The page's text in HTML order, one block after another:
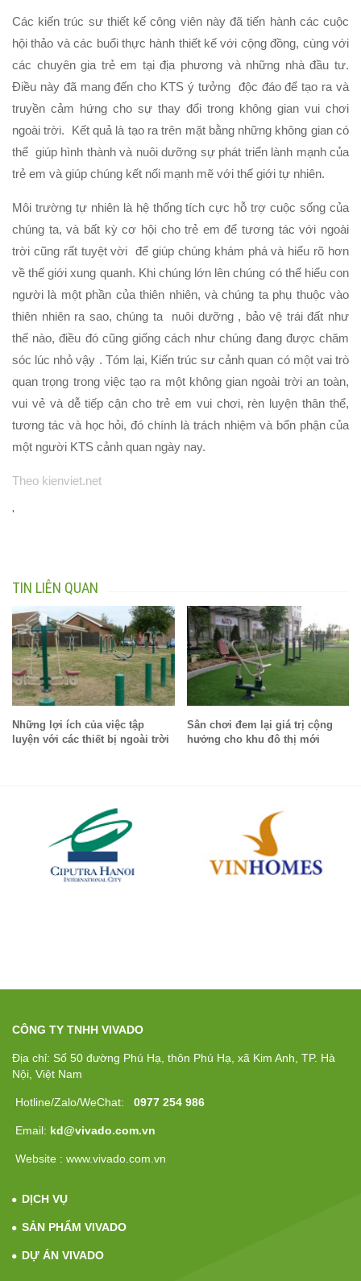
Các kiến trúc sư thiết kế công viên này đã tiến hành các cuộc
hội thảo và các buổi thực hành thiết kế với cộng đồng, cùng với
các chuyên gia trẻ em tại địa phương và những nhà đầu tư.
Điều này đã mang đến cho KTS ý tưởng độc đáo để tạo ra và
truyền cảm hứng cho sự thay đổi trong không gian vui chơi
ngoài trời. Kết quả là tạo ra trên mặt bằng những không gian có
thể giúp hình thành và nuôi dưỡng sự phát triển lành mạnh của
trẻ em và giúp chúng kết nối mạnh mẽ với thế giới tự nhiên.
Môi trường tự nhiên là hệ thống tích cực hỗ trợ cuộc sống của
chúng ta, và bất kỳ cơ hội cho trẻ em để tương tác với ngoài
trời cũng rất tuyệt vời để giúp chúng khám phá và hiểu rõ hơn
về thế giới xung quanh. Khi chúng lớn lên chúng có thể hiểu con
người là một phần của thiên nhiên, và chúng ta phụ thuộc vào
thiên nhiên ra sao, chúng ta nuôi dưỡng , bảo vệ trái đất như
thế nào, điều đó cũng giống cách như chúng đang được chăm
sóc lúc nhỏ vậy . Tóm lại, Kiến trúc sư cảnh quan có một vai trò
quan trọng trong việc tạo ra một không gian ngoài trời an toàn,
vui vẻ và dễ tiếp cận cho trẻ em vui chơi, rèn luyện thân thể,
tương tác và học hỏi, đó chính là trách nhiệm và bổn phận của
một người KTS cảnh quan ngày nay.
Theo kienviet.net
'
TIN LIÊN QUAN
Những lợi ích của việc tập
luyện với các thiết bị ngoài trời
Sân chơi đem lại giá trị cộng
hưởng cho khu đô thị mới
CÔNG TY TNHH VIVADO
Địa chỉ: Số 50 đường Phú Hạ, thôn Phú Hạ, xã Kim Anh, TP. Hà
Nội, Việt Nam
Hotline/Zalo/WeChat: 0977 254 986
Email: kd@vivado.com.vn
Website : www.vivado.com.vn
DỊCH VỤ
SẢN PHẨM VIVADO
DỰ ÁN VIVADO